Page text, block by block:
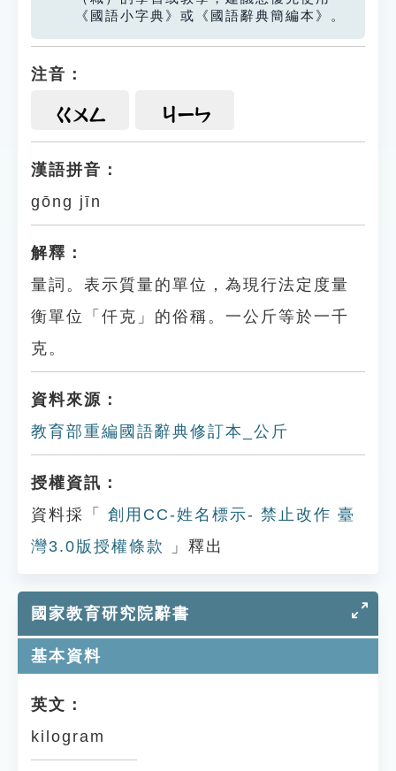
《國語小字典》或《國語辭典簡編本》。
注音：
ㄍㄨㄥ ㄐㄧㄣ
漢語拼音：
gōng jīn
解釋：
量詞。表示質量的單位，為現行法定度量
衡單位「仟克」的俗稱。一公斤等於一千
克。
資料來源：
教育部重編國語辭典修訂本_公斤
授權資訊：
資料採「
創用CC-姓名標示- 禁止改作 臺
灣3.0版授權條款
」釋出
國家教育研究院辭書
基本資料
英文：
kilogram